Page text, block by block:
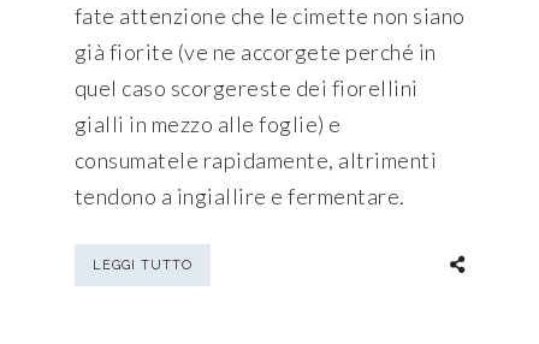
fate attenzione che le cimette non siano
già fiorite (ve ne accorgete perché in
quel caso scorgereste dei fiorellini
gialli in mezzo alle foglie) e
consumatele rapidamente, altrimenti
tendono a ingiallire e fermentare.
LEGGI TUTTO